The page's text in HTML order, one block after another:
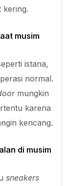
kering.
musim
istana,
normal.
mungkin
karena
kencang.
di musim
sneakers